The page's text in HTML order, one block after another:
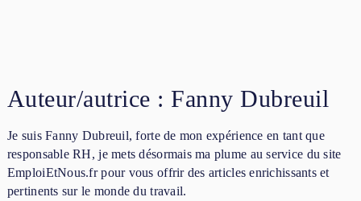
Auteur/autrice :Fanny Dubreuil
Je suis Fanny Dubreuil, forte de mon expérience en tant que
responsable RH, je mets désormais ma plume au service du site
EmploiEtNous.fr pour vous offrir des articles enrichissants et
pertinents sur le monde du travail.